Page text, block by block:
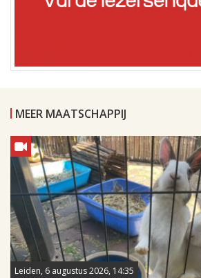
MEER MAATSCHAPPIJ
Leiden, 6 augustus 2026, 14:35